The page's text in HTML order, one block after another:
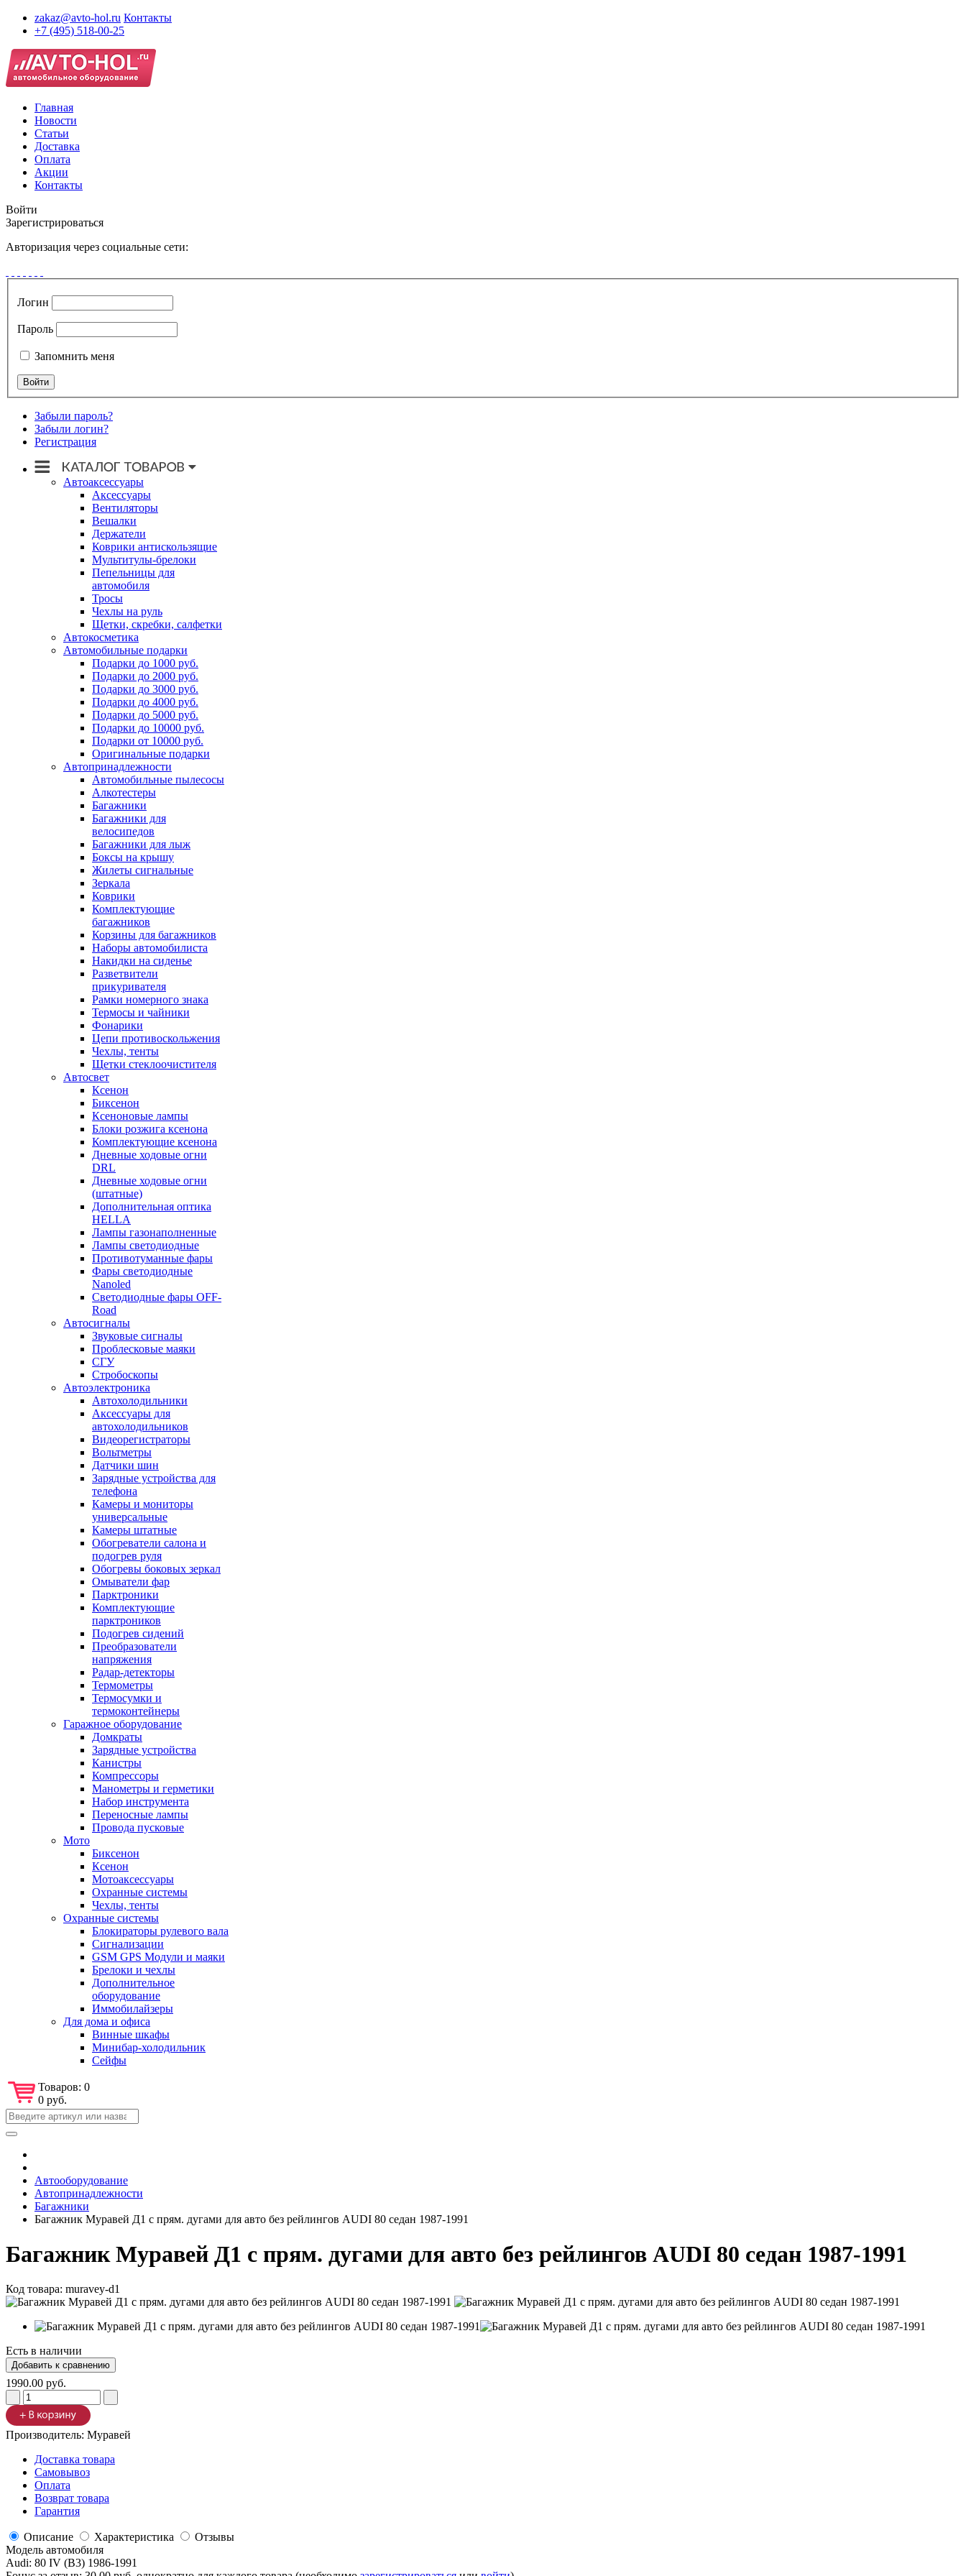
zakaz@avto-hol.ru Контакты
+7 (495) 518-00-25
Главная
Новости
Статьи
Доставка
Оплата
Акции
Контакты
Войти
Зарегистрироваться
Авторизация через социальные сети:
Логин
Пароль
Запомнить меня
Забыли пароль?
Забыли логин?
Регистрация
Автоаксессуары
Аксессуары
Вентиляторы
Вешалки
Держатели
Коврики антискользящие
Мультитулы-брелоки
Пепельницы для
автомобиля
Тросы
Чехлы на руль
Щетки, скребки, салфетки
Автокосметика
Автомобильные подарки
Подарки до 1000 руб.
Подарки до 2000 руб.
Подарки до 3000 руб.
Подарки до 4000 руб.
Подарки до 5000 руб.
Подарки до 10000 руб.
Подарки от 10000 руб.
Оригинальные подарки
Автопринадлежности
Автомобильные пылесосы
Алкотестеры
Багажники
Багажники для
велосипедов
Багажники для лыж
Боксы на крышу
Жилеты сигнальные
Зеркала
Коврики
Комплектующие
багажников
Корзины для багажников
Наборы автомобилиста
Накидки на сиденье
Разветвители
прикуривателя
Рамки номерного знака
Термосы и чайники
Фонарики
Цепи противоскольжения
Чехлы, тенты
Щетки стеклоочистителя
Автосвет
Ксенон
Биксенон
Ксеноновые лампы
Блоки розжига ксенона
Комплектующие ксенона
Дневные ходовые огни
DRL
Дневные ходовые огни
(штатные)
Дополнительная оптика
HELLA
Лампы газонаполненные
Лампы светодиодные
Противотуманные фары
Фары светодиодные
Nanoled
Светодиодные фары OFF-
Road
Автосигналы
Звуковые сигналы
Проблесковые маяки
СГУ
Стробоскопы
Автоэлектроника
Автохолодильники
Аксессуары для
автохолодильников
Видеорегистраторы
Вольтметры
Датчики шин
Зарядные устройства для
телефона
Камеры и мониторы
универсальные
Камеры штатные
Обогреватели салона и
подогрев руля
Обогревы боковых зеркал
Омыватели фар
Парктроники
Комплектующие
парктроников
Подогрев сидений
Преобразователи
напряжения
Радар-детекторы
Термометры
Термосумки и
термоконтейнеры
Гаражное оборудование
Домкраты
Зарядные устройства
Канистры
Компрессоры
Манометры и герметики
Набор инструмента
Переносные лампы
Провода пусковые
Мото
Биксенон
Ксенон
Мотоаксессуары
Охранные системы
Чехлы, тенты
Охранные системы
Блокираторы рулевого вала
Сигнализации
GSM GPS Модули и маяки
Брелоки и чехлы
Дополнительное
оборудование
Иммобилайзеры
Для дома и офиса
Винные шкафы
Минибар-холодильник
Сейфы
Товаров: 0
0 руб.
Автооборудование
Автопринадлежности
Багажники
Багажник Муравей Д1 с прям. дугами для авто без рейлингов AUDI 80 седан 1987-1991
Багажник Муравей Д1 с прям. дугами для авто без рейлингов AUDI 80 седан 1987-1991
Код товара: muravey-d1
Есть в наличии
1990.00 руб.
Производитель: Муравей
Доставка товара
Самовывоз
Оплата
Возврат товара
Гарантия
Описание Характеристика
Отзывы
Модель автомобиля
Audi: 80 IV (B3) 1986-1991